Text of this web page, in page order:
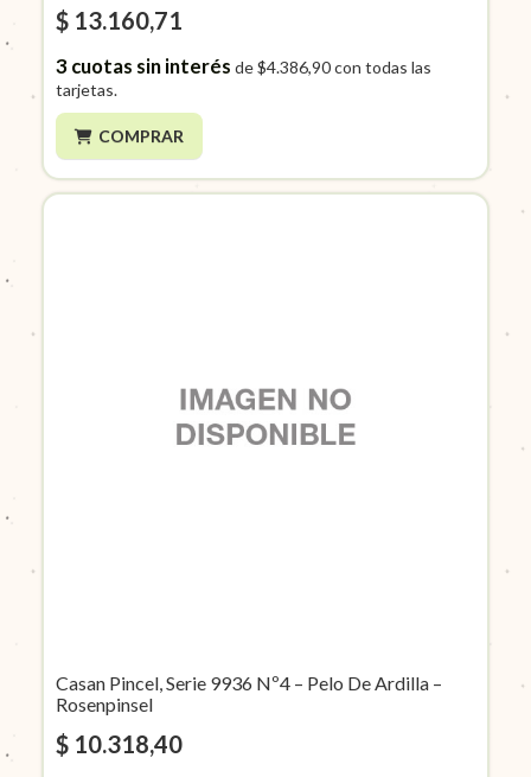
$ 13.160,71
3cuotas sin interés de$4.386,90con todas las
tarjetas.
COMPRAR
Casan Pincel, Serie 9936 Nº4 – Pelo De Ardilla –
Rosenpinsel
$ 10.318,40